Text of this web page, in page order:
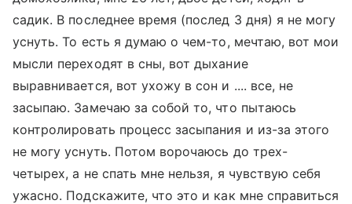
садик. В последнее время (послед 3 дня) я не могу
уснуть. То есть я думаю о чем-то, мечтаю, вот мои
мысли переходят в сны, вот дыхание
выравнивается, вот ухожу в сон и .... все, не
засыпаю. Замечаю за собой то, что пытаюсь
контролировать процесс засыпания и из-за этого
не могу уснуть. Потом ворочаюсь до трех-
четырех, а не спать мне нельзя, я чувствую себя
ужасно. Подскажите, что это и как мне справиться